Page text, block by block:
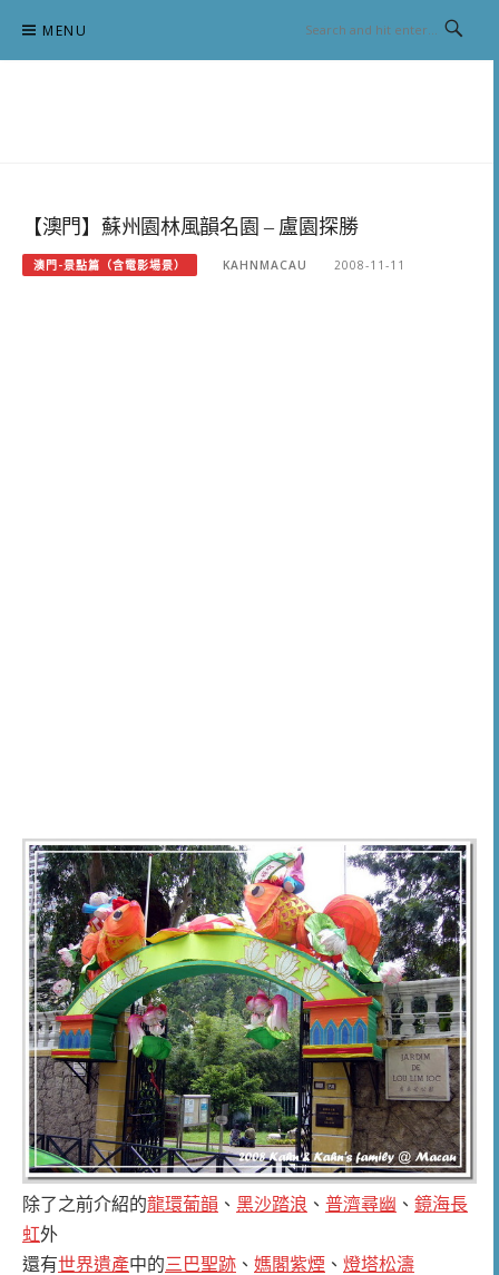
content
MENU
【澳門】蘇州園林風韻名園 – 盧園探勝
澳門-景點篇（含電影場景） KAHNMACAU 2008-11-11
除了之前介紹的龍環葡韻 、 黑沙踏浪 、 普濟尋幽 、 鏡海長
虹外
還有世界遺產中的三巴聖跡 、 媽閣紫煙 、 燈塔松濤